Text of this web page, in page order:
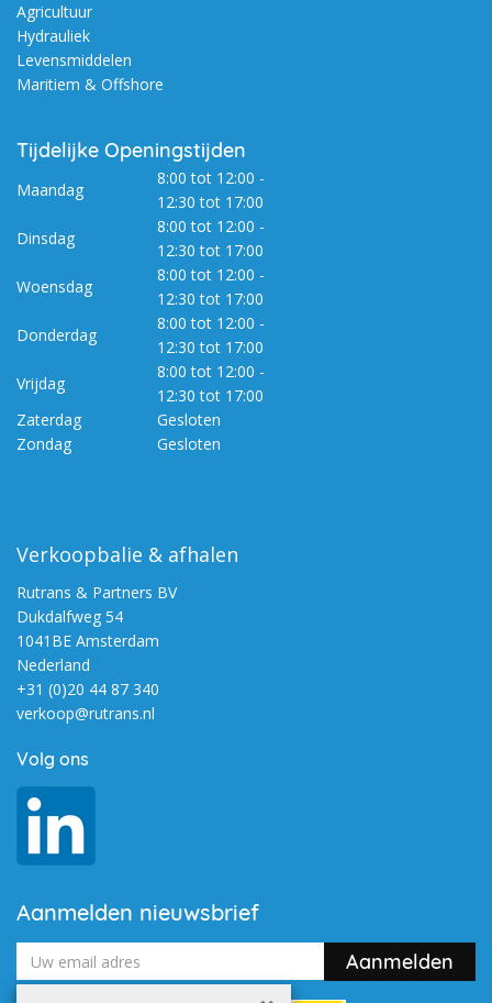
Agricultuur
Hydrauliek
Levensmiddelen
Maritiem & Offshore
Tijdelijke Openingstijden
Maandag
8:00 tot 12:00 -
12:30 tot 17:00
Dinsdag
8:00 tot 12:00 -
12:30 tot 17:00
Woensdag
8:00 tot 12:00 -
12:30 tot 17:00
Donderdag
8:00 tot 12:00 -
12:30 tot 17:00
Vrijdag
8:00 tot 12:00 -
12:30 tot 17:00
Zaterdag
Gesloten
Zondag
Gesloten
Verkoopbalie & afhalen
Rutrans & Partners BV
Dukdalfweg 54
1041BE Amsterdam
Nederland
+31 (0)20 44 87 340
verkoop@rutrans.nl
Volg ons
Aanmelden nieuwsbrief